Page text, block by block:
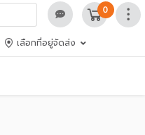
0
เลือกที่อยู่จัดส่ง